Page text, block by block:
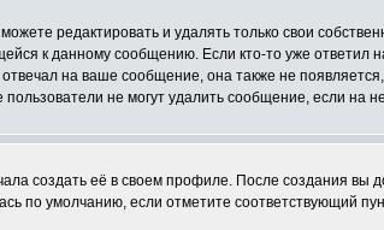
редактировать и удалять только свои
к данному сообщению. Если кто-то уже ответил
на ваше сообщение, она также не
не могут удалить сообщение, если на
создать её в своем профиле. После создания вы
по умолчанию, если отметите соответствующий